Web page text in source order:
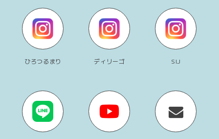
ひろつるまり ディリーゴ SIJ